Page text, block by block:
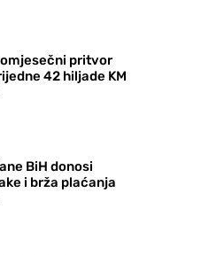
pritvor
42 hiljade KM
BiH donosi
i brža plaćanja